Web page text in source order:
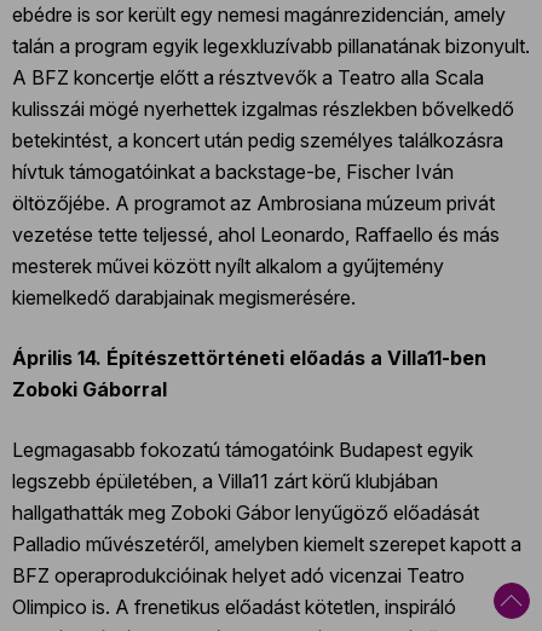
ebédre is sor került egy nemesi magánrezidencián, amely
talán a program egyik legexkluzívabb pillanatának bizonyult.
A BFZ koncertje előtt a résztvevők a Teatro alla Scala
kulisszái mögé nyerhettek izgalmas részlekben bővelkedő
betekintést, a koncert után pedig személyes találkozásra
hívtuk támogatóinkat a backstage-be, Fischer Iván
öltözőjébe. A programot az Ambrosiana múzeum privát
vezetése tette teljessé, ahol Leonardo, Raffaello és más
mesterek művei között nyílt alkalom a gyűjtemény
kiemelkedő darabjainak megismerésére.
Április 14. Építészettörténeti előadás a Villa11-ben
Zoboki Gáborral
Legmagasabb fokozatú támogatóink Budapest egyik
legszebb épületében, a Villa11 zárt körű klubjában
hallgathatták meg Zoboki Gábor lenyűgöző előadását
Palladio művészetéről, amelyben kiemelt szerepet kapott a
BFZ operaprodukcióinak helyet adó vicenzai Teatro
Olimpico is. A frenetikus előadást kötetlen, inspiráló